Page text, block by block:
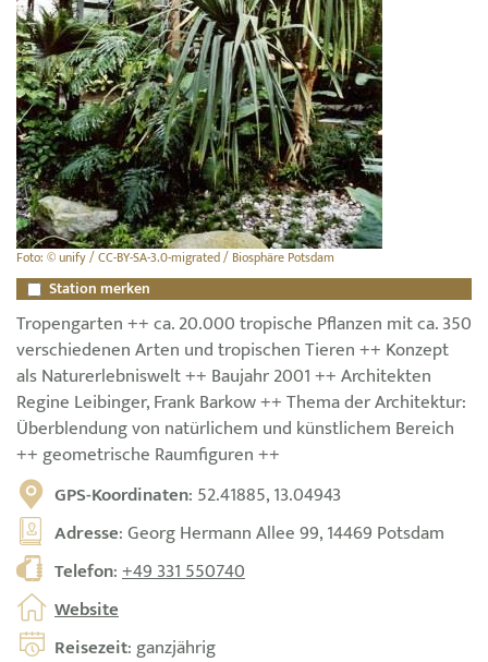
Foto: © unify / CC-BY-SA-3.0-migrated / Biosphäre Potsdam
Station merken
Tropengarten ++ ca. 20.000 tropische Pflanzen mit ca. 350
verschiedenen Arten und tropischen Tieren ++ Konzept
als Naturerlebniswelt ++ Baujahr 2001 ++ Architekten
Regine Leibinger, Frank Barkow ++ Thema der Architektur:
Überblendung von natürlichem und künstlichem Bereich
++ geometrische Raumfiguren ++
GPS-Koordinaten: 52.41885, 13.04943
Adresse: Georg Hermann Allee 99, 14469 Potsdam
Telefon:+49 331 550740
Website
Reisezeit: ganzjährig